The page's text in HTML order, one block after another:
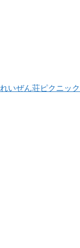
いぜん荘ピクニッ